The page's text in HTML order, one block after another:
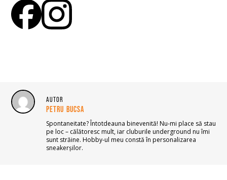
AUTOR
PETRU BUCSA
Spontaneitate? Întotdeauna binevenită! Nu-mi place să stau
pe loc – călătoresc mult, iar cluburile underground nu îmi
sunt străine. Hobby-ul meu constă în personalizarea
sneakerșilor.